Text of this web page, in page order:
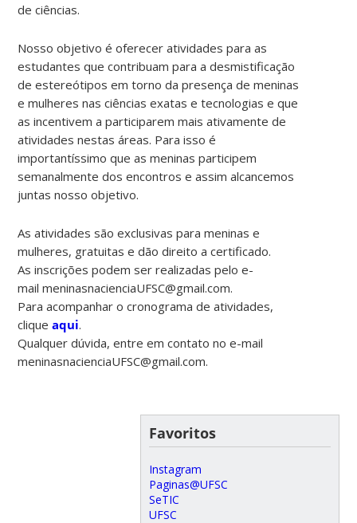
de ciências.
Nosso objetivo é oferecer atividades para as
estudantes que contribuam para a desmistificação
de estereótipos em torno da presença de meninas
e mulheres nas ciências exatas e tecnologias e que
as incentivem a participarem mais ativamente de
atividades nestas áreas. Para isso é
importantíssimo que as meninas participem
semanalmente dos encontros e assim alcancemos
juntas nosso objetivo.
As atividades são exclusivas para meninas e
mulheres, gratuitas e dão direito a certificado.
As inscrições podem ser realizadas pelo e-
mail meninasnacienciaUFSC@gmail.com.
Para acompanhar o cronograma de atividades,
cliqueaqui.
Qualquer dúvida, entre em contato no e-mail
meninasnacienciaUFSC@gmail.com.
Favoritos
Instagram
Paginas@UFSC
SeTIC
UFSC